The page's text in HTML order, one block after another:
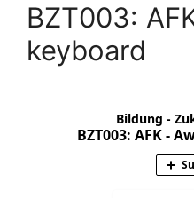
BZT003:
keyboard